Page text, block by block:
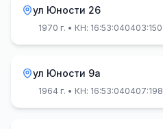
ул Юности 26
1970 г. • КН: 16:53:040403:150
ул Юности 9а
1964 г. • КН: 16:53:040407:198